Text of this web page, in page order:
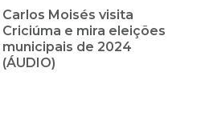
Carlos Moisés visita
Criciúma e mira eleições
municipais de 2024
(ÁUDIO)